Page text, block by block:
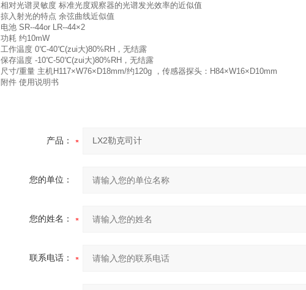
相对光谱灵敏度 标准光度观察器的光谱发光效率的近似值
掠入射光的特点 余弦曲线近似值
电池 SR--44or LR--44×2
功耗 约10mW
工作温度 0℃-40℃(zui大)80%RH，无结露
保存温度 -10℃-50℃(zui大)80%RH，无结露
尺寸/重量 主机H117×W76×D18mm/约120g ，传感器探头：H84×W16×D10mm
附件 使用说明书
产品：
您的单位：
您的姓名：
联系电话：